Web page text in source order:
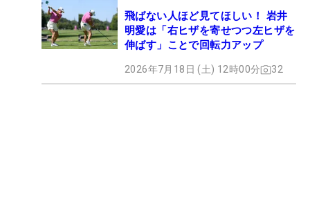
飛ばない人ほど見てほしい！ 岩井
明愛は「右ヒザを寄せつつ左ヒザを
伸ばす」ことで回転力アップ
2026年7月18日 (土) 12時00分 32